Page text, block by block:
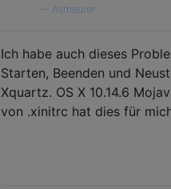
Asmeurer
Ich habe auch dieses
Starten, Beenden und
Xquartz. OS X 10.14.6
von .xinitrc hat dies für